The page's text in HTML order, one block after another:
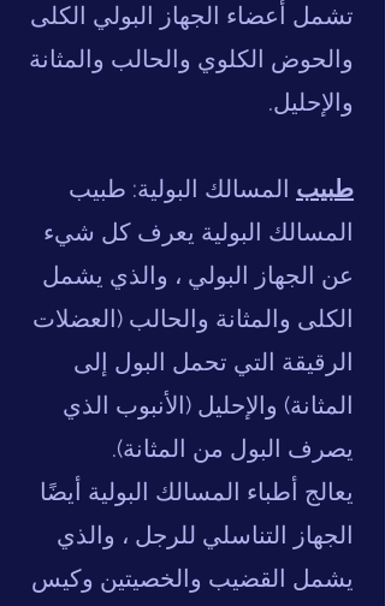
تشمل أعضاء الجهاز البولي الكلى
والحوض الكلوي والحالب والمثانة
والإحليل.
طبيب المسالك البولية: طبيب
المسالك البولية يعرف كل شيء
عن الجهاز البولي ، والذي يشمل
الكلى والمثانة والحالب (العضلات
الرقيقة التي تحمل البول إلى
المثانة) والإحليل (الأنبوب الذي
يصرف البول من المثانة).
يعالج أطباء المسالك البولية أيضًا
الجهاز التناسلي للرجل ، والذي
يشمل القضيب والخصيتين وكيس